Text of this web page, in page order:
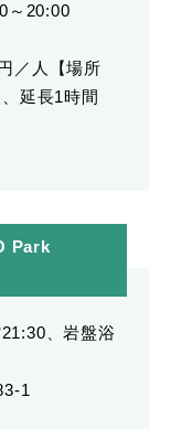
～20:00
／人【場所
延長1時間
Park
、岩盤浴
1